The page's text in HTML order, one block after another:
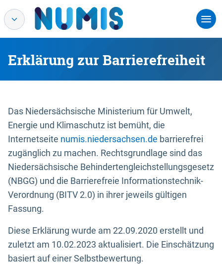
Erklärung zur Barrierefreiheit
Das Niedersächsische Ministerium für Umwelt,
Energie und Klimaschutz ist bemüht, die
Internetseite numis.niedersachsen.de barrierefrei
zugänglich zu machen. Rechtsgrundlage sind das
Niedersächsische Behindertengleichstellungsgesetz
(NBGG) und die Barrierefreie Informationstechnik-
Verordnung (BITV 2.0) in ihrer jeweils gültigen
Fassung.
Diese Erklärung wurde am 22.09.2020 erstellt und
zuletzt am 10.02.2023 aktualisiert. Die Einschätzung
basiert auf einer Selbstbewertung.